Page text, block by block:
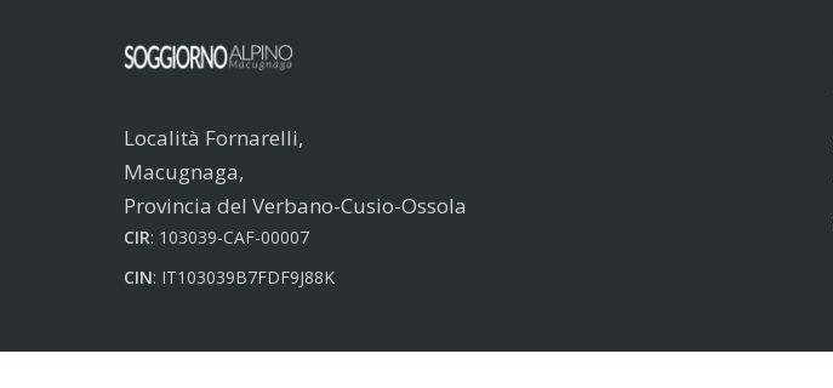
Località Fornarelli,
Macugnaga,
Provincia del Verbano-Cusio-Ossola
CIR: 103039-CAF-00007
CIN: IT103039B7FDF9J88K